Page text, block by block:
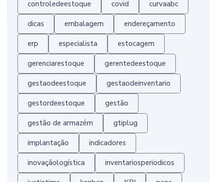
controledeestoque covid curvaabc
dicas embalagem endereçamento
erp especialista estocagem
gerenciarestoque gerentedeestoque
gestaodeestoque gestaodeinventario
gestordeestoque gestão
gestão de armazém gtiplug
implantação indicadores
inovaçãologística inventariosperiodicos